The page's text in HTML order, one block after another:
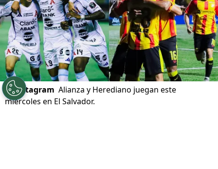
©Instagram Alianza y Herediano juegan este
miércoles en El Salvador.